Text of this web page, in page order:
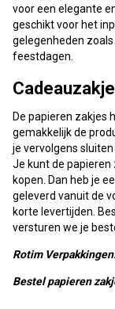
voor een elegante
geschikt voor het
gelegenheden
feestdagen.
De papieren zakjes
gemakkelijk de
je vervolgens
Je kunt de papieren
kopen. Dan heb je
geleverd vanuit de
korte levertijden.
versturen we je
Rotim
Bestel papieren